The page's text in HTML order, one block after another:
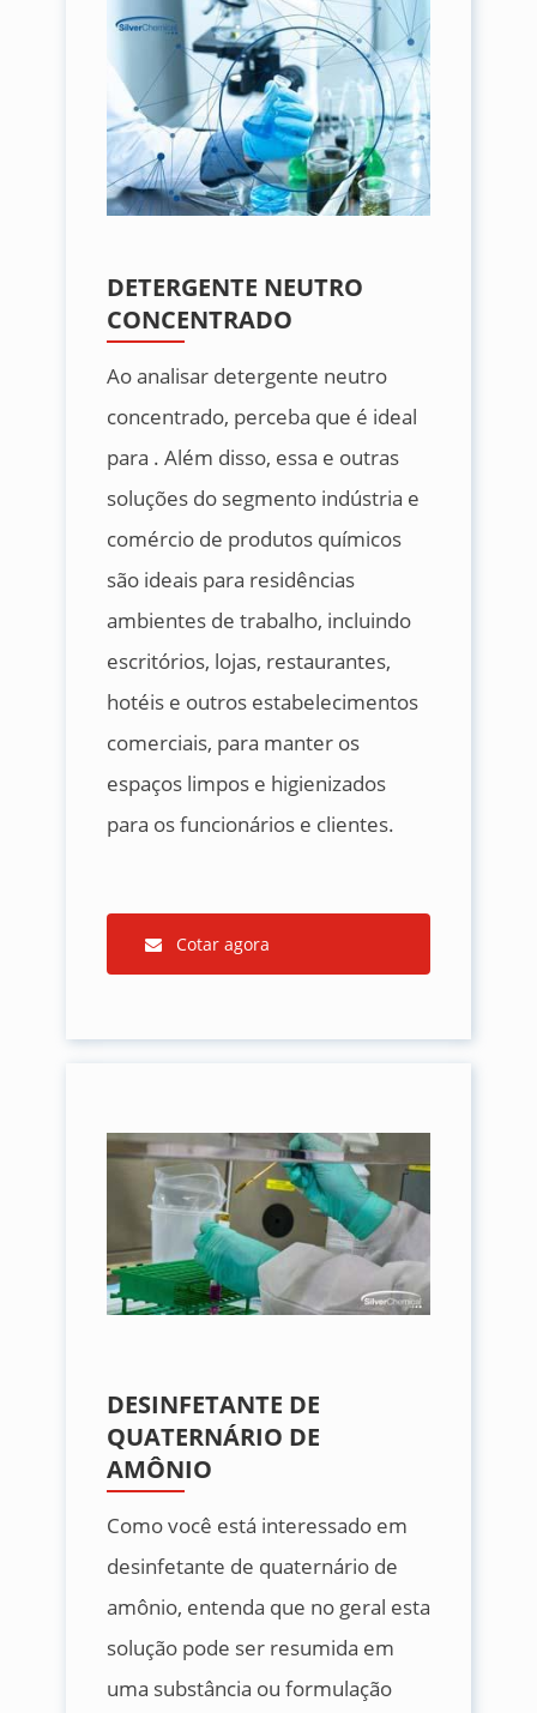
DETERGENTE NEUTRO
CONCENTRADO
Ao analisar detergente neutro
concentrado, perceba que é ideal
para . Além disso, essa e outras
soluções do segmento indústria e
comércio de produtos químicos
são ideais para residências
ambientes de trabalho, incluindo
escritórios, lojas, restaurantes,
hotéis e outros estabelecimentos
comerciais, para manter os
espaços limpos e higienizados
para os funcionários e clientes.
Cotar agora
DESINFETANTE DE
QUATERNÁRIO DE
AMÔNIO
Como você está interessado em
desinfetante de quaternário de
amônio, entenda que no geral esta
solução pode ser resumida em
uma substância ou formulação